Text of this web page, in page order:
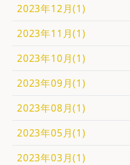
2023年12月(1)
2023年11月(1)
2023年10月(1)
2023年09月(1)
2023年08月(1)
2023年05月(1)
2023年03月(1)